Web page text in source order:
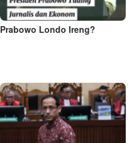
Prabowo Londo Ireng?